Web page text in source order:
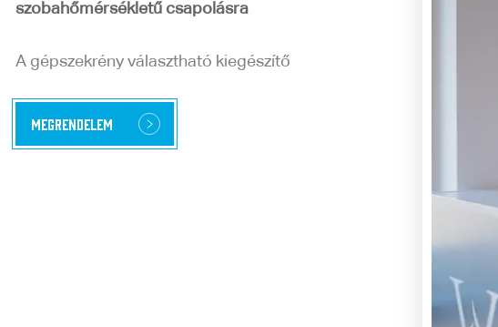
szobahőmérsékletű csapolásra
A gépszekrény választható kiegészítő
Megrendelem